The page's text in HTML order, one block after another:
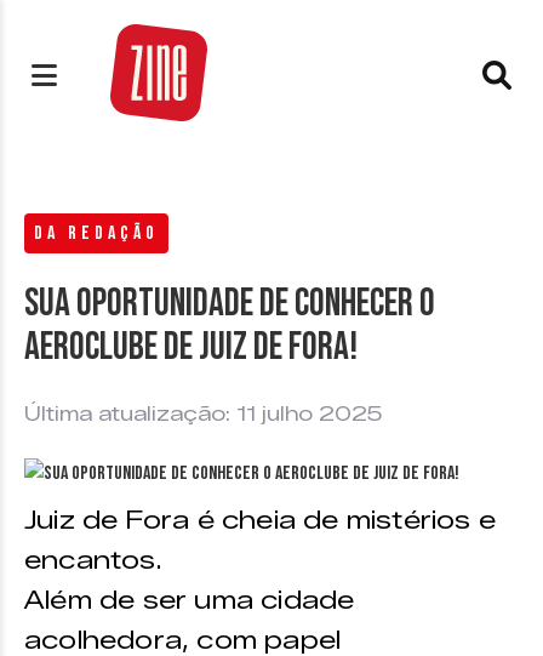
DA REDAÇÃO
Sua oportunidade de conhecer o
Aeroclube de Juiz de Fora!
Última atualização: 11 julho 2025
Juiz de Fora é cheia de mistérios e
encantos.
Além de ser uma cidade
acolhedora, com papel